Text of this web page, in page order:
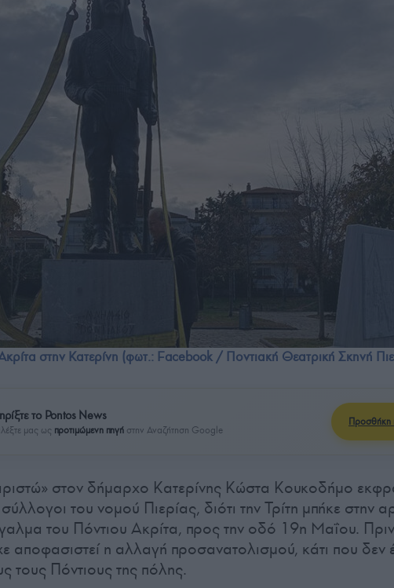
στην Κατερίνη (φωτ.: Facebook / Ποντιακή Θεατρική Σκηνή
το Pontos News
μας ως προτιμώμενη πηγή στην Αναζήτηση Google
Προσθήκη
στον δήμαρχο Κατερίνης Κώστα Κουκοδήμο
σύλλογοι του νομού Πιερίας, διότι την Τρίτη μπήκε στην
του Πόντιου Ακρίτα, προς την οδό 19η Μαΐου.
αποφασιστεί η αλλαγή προσανατολισμού, κάτι που δεν
τους Πόντιους της πόλης.